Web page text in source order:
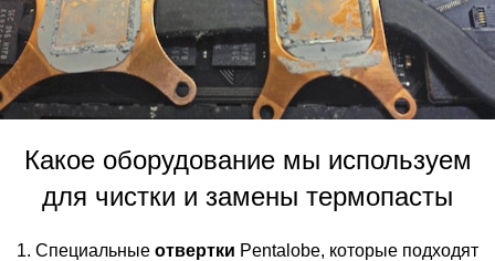
Какое оборудование мы используем
для чистки и замены термопасты
1. Специальные отвертки Pentalobe, которые подходят